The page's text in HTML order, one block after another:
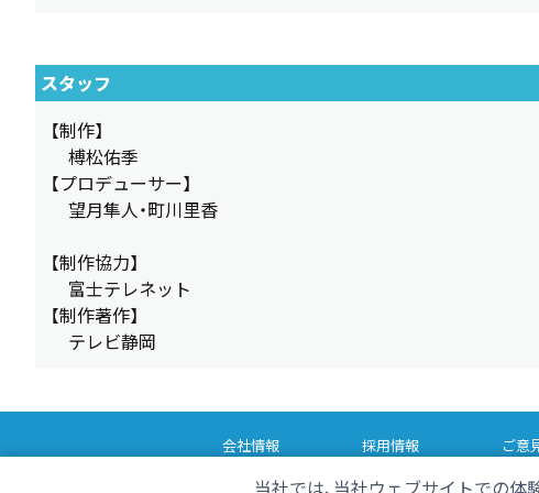
当社では、当社ウェブサイトでの体
スタッフ
【制作】
榑松佑季
【プロデューサー】
望月隼人・町川里香
【制作協力】
富士テレネット
【制作著作】
テレビ静岡
会社情報 採用情報 ご意
番組情報